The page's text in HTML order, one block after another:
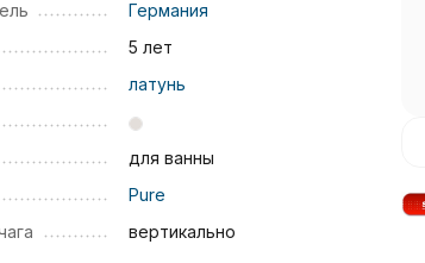
Германия
5 лет
латунь
для ванны
Pure
вертикально